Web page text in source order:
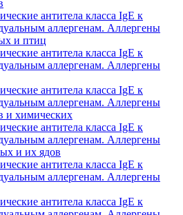
антитела класса IgE к
аллергенам. Аллергены
и птиц
антитела класса IgE к
аллергенам. Аллергены
антитела класса IgE к
аллергенам. Аллергены
и химических
антитела класса IgE к
аллергенам. Аллергены
и их ядов
антитела класса IgE к
аллергенам. Аллергены
антитела класса IgE к